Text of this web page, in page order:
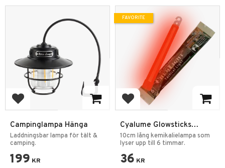
Add to favorites
Campinglampa Hänga
Laddningsbar lampa för tält &
camping.
199 KR
Add to favorites
Cyalume Glowsticks
Lysstavar
10cm lång kemikalielampa som
lyser upp till 6 timmar.
36 KR
FAVORITE